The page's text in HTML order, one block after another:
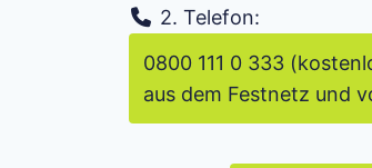
2. Telefon:
0800 111 0 333
aus dem Festnetz und